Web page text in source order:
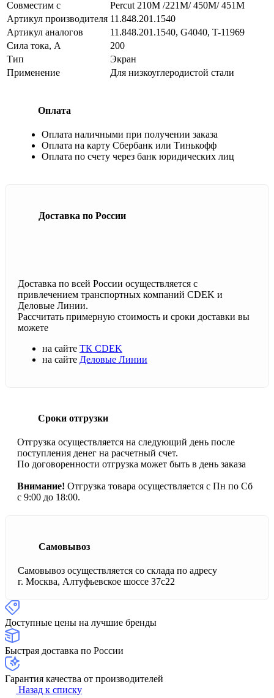
Совместим с
Percut 210M /221M/ 450M/ 451M
Артикул производителя 11.848.201.1540
Артикул аналогов
11.848.201.1540, G4040, T-11969
Сила тока, А
200
Тип
Экран
Применение
Для низкоуглеродистой стали
Оплата
Оплата наличными при получении заказа
Оплата на карту Сбербанк или Тинькофф
Оплата по счету через банк юридических лиц
Доставка по России
Доставка по всей России осуществляется с
привлечением транспортных компаний CDEK и
Деловые Линии.
Рассчитать примерную стоимость и сроки доставки вы
можете
на сайте ТК CDEK
на сайте Деловые Линии
Сроки отгрузки
Отгрузка осуществляется на следующий день после
поступления денег на расчетный счет.
По договоренности отгрузка может быть в день заказа
Внимание! Отгрузка товара осуществляется с Пн по Сб
с 9:00 до 18:00.
Самовывоз
Самовывоз осуществляется со склада по адресу
г. Москва, Алтуфьевское шоссе 37с22
Доступные цены на лучшие бренды
Быстрая доставка по России
Гарантия качества от производителей
Назад к списку